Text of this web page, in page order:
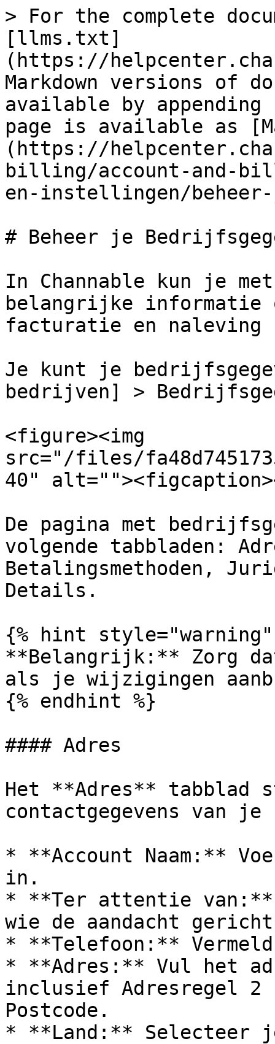
> For the complete
[llms.txt]
(https://
Markdown versions of
available by
page is available as
(https://
billing/account-and-
en-instellingen/
# Beheer je
In Channable kun je
belangrijke
facturatie en naleving
Je kunt je
bedrijven] >
<figure><img
src="/files/
40"
De pagina met
volgende tabbladen:
Betalingsmethoden,
Details.
{% hint style="warning"
**Belangrijk:** Zorg
als je wijzigingen
{% endhint %}
#### Adres
Het **Adres**
contactgegevens van
* **Account Naam:**
in.
* **Ter attentie van:**
wie de aandacht
* **Telefoon:**
* **Adres:** Vul het
inclusief Adresregel 2
Postcode.
* **Land:** Selecteer